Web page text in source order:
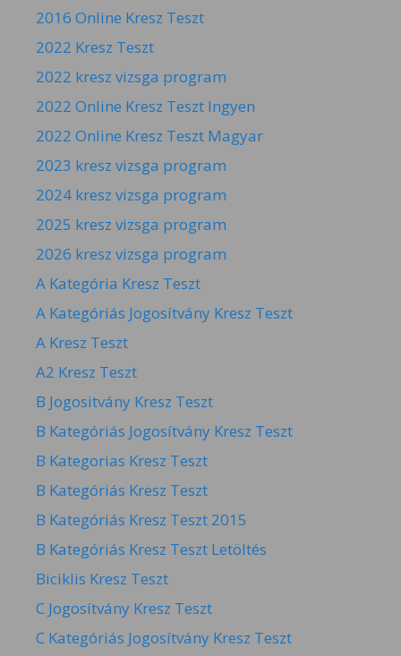
2016 Online Kresz Teszt
2022 Kresz Teszt
2022 kresz vizsga program
2022 Online Kresz Teszt Ingyen
2022 Online Kresz Teszt Magyar
2023 kresz vizsga program
2024 kresz vizsga program
2025 kresz vizsga program
2026 kresz vizsga program
A Kategória Kresz Teszt
A Kategóriás Jogosítvány Kresz Teszt
A Kresz Teszt
A2 Kresz Teszt
B Jogositvány Kresz Teszt
B Kategóriás Jogosítvány Kresz Teszt
B Kategorias Kresz Teszt
B Kategóriás Kresz Teszt
B Kategóriás Kresz Teszt 2015
B Kategóriás Kresz Teszt Letöltés
Biciklis Kresz Teszt
C Jogosítvány Kresz Teszt
C Kategóriás Jogosítvány Kresz Teszt